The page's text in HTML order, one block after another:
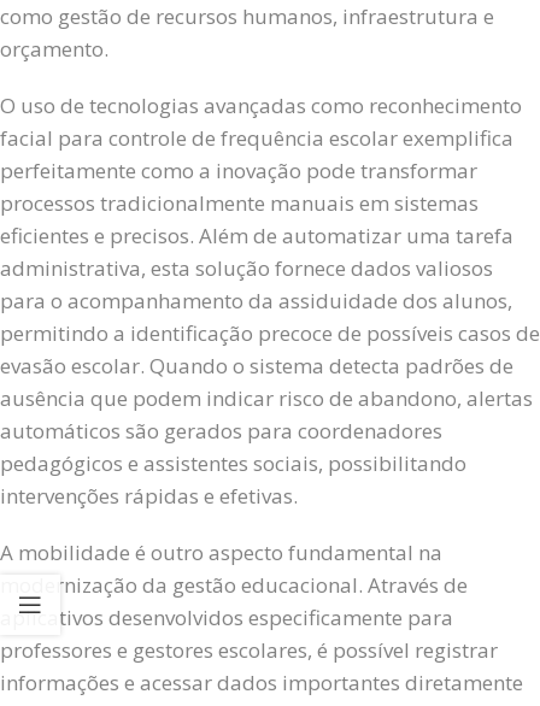
como gestão de recursos humanos, infraestrutura e
orçamento.
O uso de tecnologias avançadas como reconhecimento
facial para controle de frequência escolar exemplifica
perfeitamente como a inovação pode transformar
processos tradicionalmente manuais em sistemas
eficientes e precisos. Além de automatizar uma tarefa
administrativa, esta solução fornece dados valiosos
para o acompanhamento da assiduidade dos alunos,
permitindo a identificação precoce de possíveis casos de
evasão escolar. Quando o sistema detecta padrões de
ausência que podem indicar risco de abandono, alertas
automáticos são gerados para coordenadores
pedagógicos e assistentes sociais, possibilitando
intervenções rápidas e efetivas.
A mobilidade é outro aspecto fundamental na
modernização da gestão educacional. Através de
aplicativos desenvolvidos especificamente para
professores e gestores escolares, é possível registrar
informações e acessar dados importantes diretamente